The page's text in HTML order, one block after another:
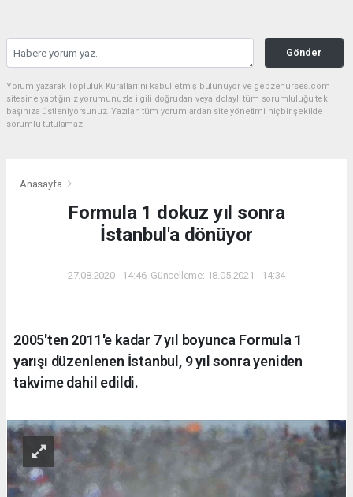
Gönder
Yorum yazarak Topluluk Kuralları’nı kabul etmiş bulunuyor ve gebzehurses.com
sitesine yaptığınız yorumunuzla ilgili doğrudan veya dolaylı tüm sorumluluğu tek
başınıza üstleniyorsunuz. Yazılan tüm yorumlardan site yönetimi hiçbir şekilde
sorumlu tutulamaz.
Anasayfa
Formula 1 dokuz yıl sonra
İstanbul'a dönüyor
27.08.2020 - 14:46, Güncelleme: 18.05.2021 - 14:34
2005'ten 2011'e kadar 7 yıl boyunca Formula 1
yarışı düzenlenen İstanbul, 9 yıl sonra yeniden
takvime dahil edildi.